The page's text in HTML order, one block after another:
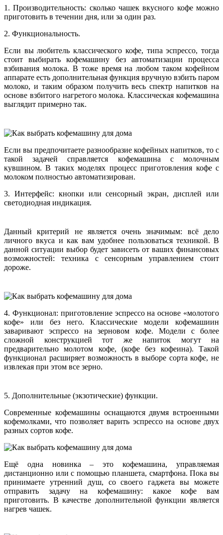
1. Производительность: сколько чашек вкусного кофе можно
приготовить в течении дня, или за один раз.
2. Функциональность.
Если вы любитель классического кофе, типа эспрессо, тогда
стоит выбирать кофемашину без автоматизации процесса
взбивания молока. В тоже время на любом таком кофейном
аппарате есть дополнительная функция вручную взбить паром
молоко, и таким образом получить весь спектр напитков на
основе взбитого нагретого молока. Классическая кофемашина
выглядит примерно так.
Если вы предпочитаете разнообразие кофейных напитков, то с
такой задачей справляется кофемашина с молочным
кувшином. В таких моделях процесс приготовления кофе с
молоком полностью автоматизирован.
3. Интерфейс: кнопки или сенсорный экран, дисплей или
светодиодная индикация.
Данный критерий не является очень значимым: всё дело
личного вкуса и как вам удобнее пользоваться техникой. В
данной ситуации выбор будет зависеть от ваших финансовых
возможностей: техника с сенсорным управлением стоит
дороже.
4. Функционал: приготовление эспрессо на основе «молотого
кофе» или без него. Классические модели кофемашиин
заваривают эспрессо на зерновом кофе. Модели с более
сложной конструкцией тот же напиток могут на
предварительно молотом кофе, (кофе без кофеина). Такой
функционал расширяет возможность в выборе сорта кофе, не
извлекая при этом все зерно.
5. Дополнительные (экзотические) функции.
Современные кофемашины оснащаются двумя встроенными
кофемолками, что позволяет варить эспрессо на основе двух
разных сортов кофе.
Ещё одна новинка – это кофемашина, управляемая
дистанционно или с помощью планшета, смартфона. Пока вы
принимаете утренний душ, со своего гаджета вы можете
отправить задачу на кофемашину: какое кофе вам
приготовить. В качестве дополнительной функции является
нагрев чашек.